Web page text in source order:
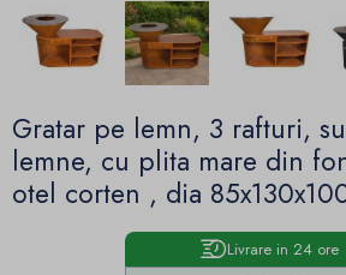
Gratar pe lemn, 3 rafturi,
lemne, cu plita mare din
otel corten , dia
Livrare in 24 ore